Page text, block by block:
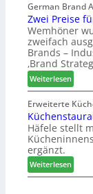
e
r
t
Z
u
k
u
n
f
t
s
s
t
F
ü
h
r
u
n
g
a
n
v
e
d
i
u
n
d
H
u
b
t
e
x
s
t
German Brand
Zwei Preise
Wemhöner
zweifach
Brands –
‚Brand
Weiterlesen:
Z
w
e
i
P
e
i
Erweiterte
Häfele stellt
ergänzt.
Weiterlesen:
K